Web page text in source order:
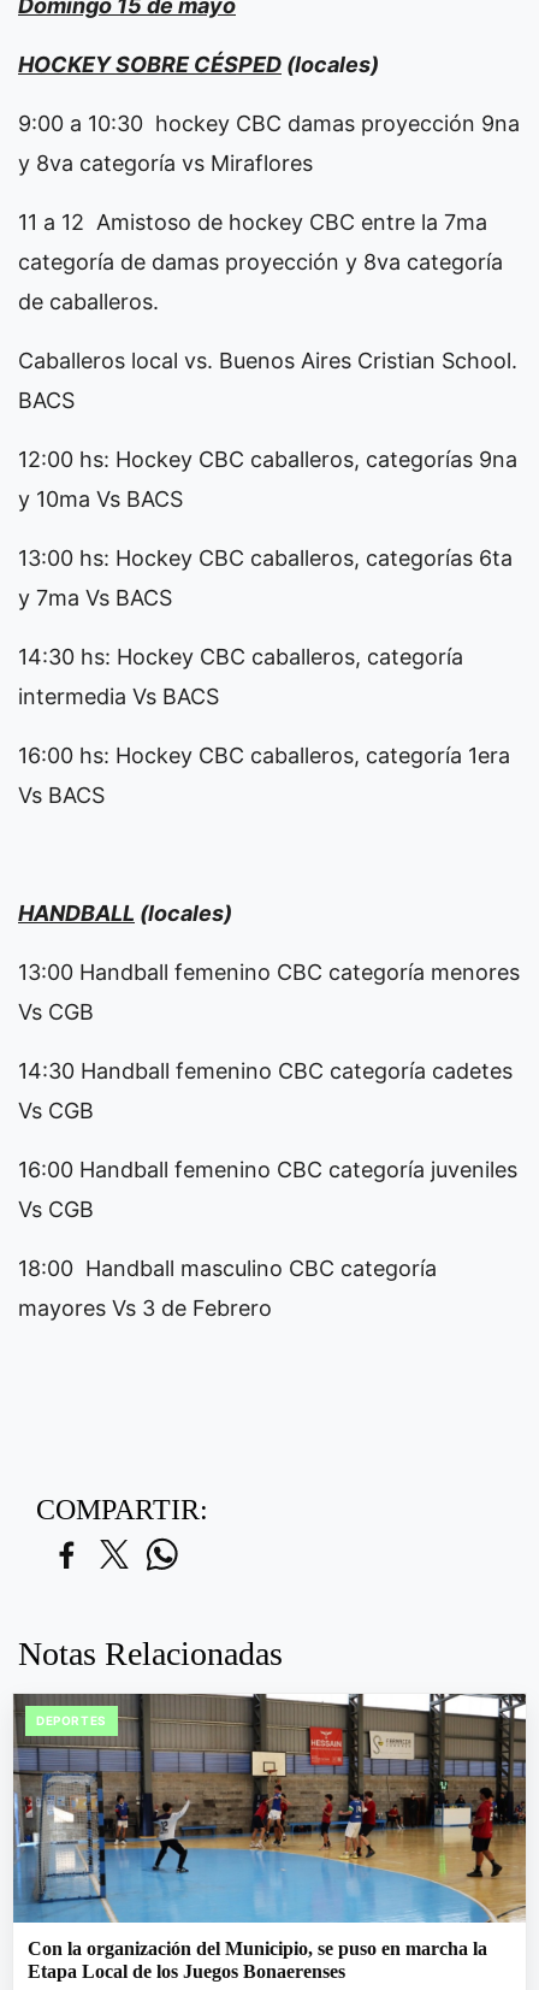
Domingo 15 de mayo
HOCKEY SOBRE CÉSPED (locales)
9:00 a 10:30 hockey CBC damas proyección 9na
y 8va categoría vs Miraflores
11 a 12 Amistoso de hockey CBC entre la 7ma
categoría de damas proyección y 8va categoría
de caballeros.
Caballeros local vs. Buenos Aires Cristian School.
BACS
12:00 hs: Hockey CBC caballeros, categorías 9na
y 10ma Vs BACS
13:00 hs: Hockey CBC caballeros, categorías 6ta
y 7ma Vs BACS
14:30 hs: Hockey CBC caballeros, categoría
intermedia Vs BACS
16:00 hs: Hockey CBC caballeros, categoría 1era
Vs BACS
HANDBALL (locales)
13:00 Handball femenino CBC categoría menores
Vs CGB
14:30 Handball femenino CBC categoría cadetes
Vs CGB
16:00 Handball femenino CBC categoría juveniles
Vs CGB
18:00 Handball masculino CBC categoría
mayores Vs 3 de Febrero
COMPARTIR:
Notas Relacionadas
DEPORTES
Con la organización del Municipio, se puso en marcha la
Etapa Local de los Juegos Bonaerenses